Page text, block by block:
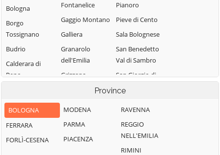
Bologna
Borgo
Tossignano
Budrio
Calderara di
Reno
Casalecchio di
Reno
Casalfiumanese
Castel d'Aiano
Fontanelice
Gaggio Montano
Galliera
Granarolo
dell'Emilia
Grizzana
Belvedere
Loiano
Pianoro
Pieve di Cento
Sala Bolognese
San Benedetto
Val di Sambro
San Giorgio di
Persiceto
San Lazzaro di
Savena
San Pietro in
Province
BOLOGNA
FERRARA
FORLÌ-CESENA
MODENA
PARMA
PIACENZA
RAVENNA
REGGIO
NELL'EMILIA
RIMINI